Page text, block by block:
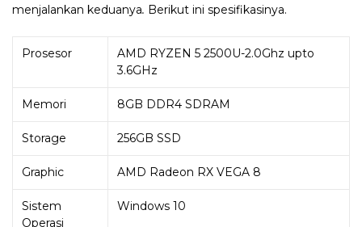
menjalankan keduanya. Berikut ini spesifikasinya.
Prosesor
AMD RYZEN 5 2500U-2.0Ghz upto
3.6GHz
Memori 8GB DDR4 SDRAM
Storage 256GB SSD
Graphic AMD Radeon RX VEGA 8
Sistem
Operasi
Windows 10